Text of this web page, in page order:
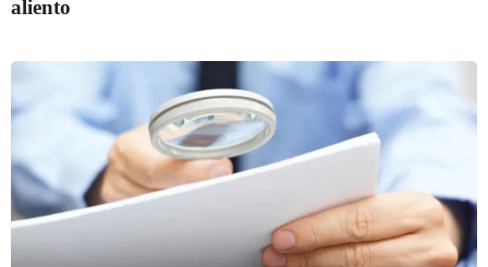
aliento